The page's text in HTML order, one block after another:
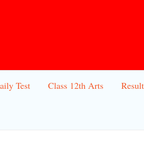
Test Class 12th Arts Result